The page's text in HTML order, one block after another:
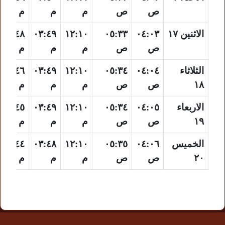
ص
ص
م
م
م
الاثنين ١٧
٠٤:٠٣
ص
٠٥:٣٣
ص
١٢:١٠
م
٠٣:٤٩
م
٠٦:٤٨
م
الثلاثاء
١٨
٠٤:٠٤
ص
٠٥:٣٤
ص
١٢:١٠
م
٠٣:٤٩
م
٠٦:٤٦
م
الاربعاء
١٩
٠٤:٠٥
ص
٠٥:٣٤
ص
١٢:١٠
م
٠٣:٤٩
م
٠٦:٤٥
م
الخميس
٢٠
٠٤:٠٦
ص
٠٥:٣٥
ص
١٢:١٠
م
٠٣:٤٨
م
٠٦:٤٤
م